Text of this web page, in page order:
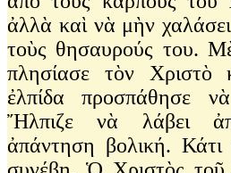
ἀλλὰ καὶ νὰ μὴν
τοὺς θησαυρούς του.
πλησίασε τὸν
ἐλπίδα προσπάθησε
Ἤλπιζε νὰ λάβει
ἀπάντηση βολική.